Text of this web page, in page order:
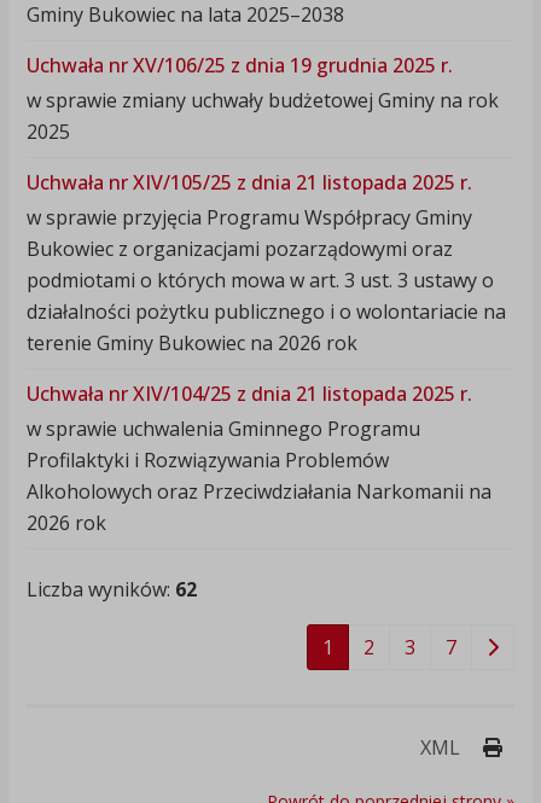
Gminy Bukowiec na lata 2025–2038
Uchwała nr XV/106/25 z dnia 19 grudnia 2025 r.
w sprawie zmiany uchwały budżetowej Gminy na rok
2025
Uchwała nr XIV/105/25 z dnia 21 listopada 2025 r.
w sprawie przyjęcia Programu Współpracy Gminy
Bukowiec z organizacjami pozarządowymi oraz
podmiotami o których mowa w art. 3 ust. 3 ustawy o
działalności pożytku publicznego i o wolontariacie na
terenie Gminy Bukowiec na 2026 rok
Uchwała nr XIV/104/25 z dnia 21 listopada 2025 r.
w sprawie uchwalenia Gminnego Programu
Profilaktyki i Rozwiązywania Problemów
Alkoholowych oraz Przeciwdziałania Narkomanii na
2026 rok
Liczba wyników: 62
1 2 3 7
XML